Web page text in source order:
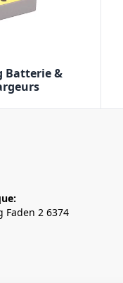
Batterie &
Faden 2 6374